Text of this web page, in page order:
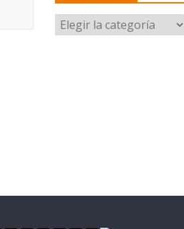
Categorías